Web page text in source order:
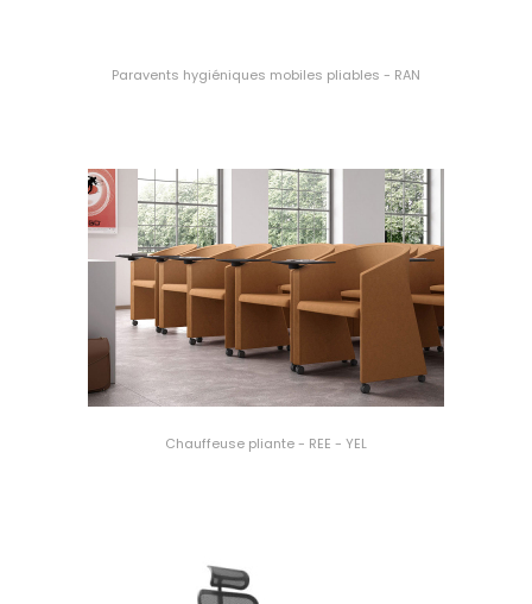
Paravents hygiéniques mobiles pliables - RAN
Chauffeuse pliante - REE - YEL